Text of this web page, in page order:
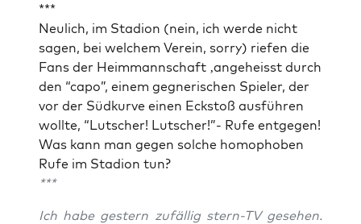
***
Neu­lich, im Sta­di­on (nein, ich wer­de nicht
sagen, bei wel­chem Ver­ein, sor­ry) rie­fen die
Fans der Heim­mann­schaft ‚ange­heisst durch
den “capo”, einem geg­ne­ri­schen Spie­ler, der
vor der Süd­kur­ve einen Eck­stoß aus­füh­ren
woll­te, “Lut­scher! Lut­scher!”- Rufe ent­ge­gen!
Was kann man gegen sol­che homo­pho­ben
Rufe im Sta­di­on tun?
***
Ich habe ges­tern zufäl­lig stern-TV gese­hen.